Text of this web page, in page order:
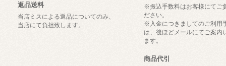
返品送料
当店ミスによる返品についてのみ、
当店にて負担致します。
※振込手数料はお客様にてご
ださい。
※入金につきましてのご利用
は、後ほどメールにてご案内
ます。
商品代引